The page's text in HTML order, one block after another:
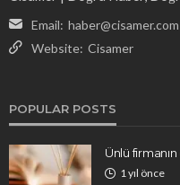
Email: haber@cisamer.com
Website: Cisamer
POPULAR POSTS
Ünlü
1 yıl önce